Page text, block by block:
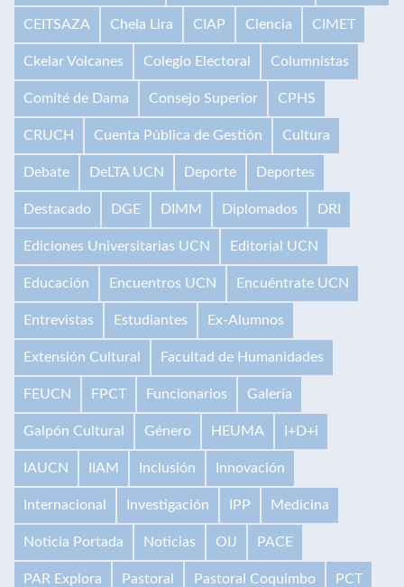
CEITSAZA Chela Lira CIAP Ciencia CIMET
Ckelar Volcanes Colegio Electoral Columnistas
Comité de Dama Consejo Superior CPHS
CRUCH Cuenta Pública de Gestión Cultura
Debate DeLTA UCN Deporte Deportes
Destacado DGE DIMM Diplomados DRI
Ediciones Universitarias UCN Editorial UCN
Educación Encuentros UCN Encuéntrate UCN
Entrevistas Estudiantes Ex-Alumnos
Extensión Cultural Facultad de Humanidades
FEUCN FPCT Funcionarios Galería
Galpón Cultural Género HEUMA I+D+i
IAUCN IIAM Inclusión Innovación
Internacional Investigación IPP Medicina
Noticia Portada Noticias OIJ PACE
PAR Explora Pastoral Pastoral Coquimbo PCT